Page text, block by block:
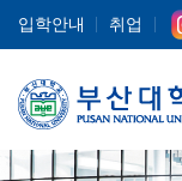
입학안내 취업